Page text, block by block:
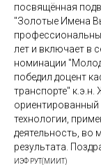
посвящённая
"Золотые Имена
лет и включает в
номинации
победил доцент
транспорте"
технологии,
деятельность, во
результата.
ИЭФ РУТ(МИИТ)